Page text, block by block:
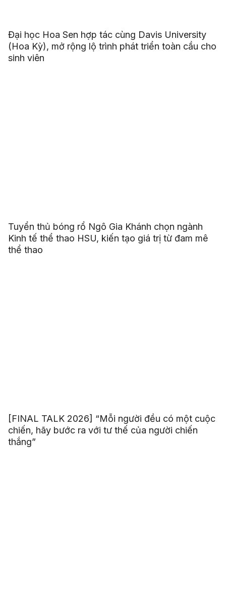
Đại học Hoa Sen hợp tác cùng Davis University
(Hoa Kỳ), mở rộng lộ trình phát triển toàn cầu cho
sinh viên
Tuyển thủ bóng rổ Ngô Gia Khánh chọn ngành
Kinh tế thể thao HSU, kiến tạo giá trị từ đam mê
thể thao
[FINAL TALK 2026] “Mỗi người đều có một cuộc
chiến, hãy bước ra với tư thế của người chiến
thắng”